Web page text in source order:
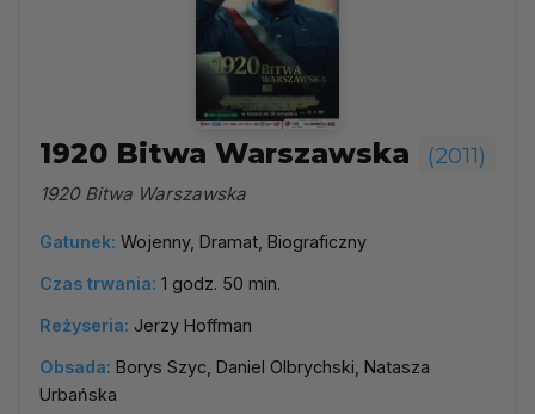
1920 Bitwa Warszawska (2011)
1920 Bitwa Warszawska
Gatunek: Wojenny, Dramat, Biograficzny
Czas trwania: 1 godz. 50 min.
Reżyseria: Jerzy Hoffman
Obsada: Borys Szyc, Daniel Olbrychski, Natasza
Urbańska